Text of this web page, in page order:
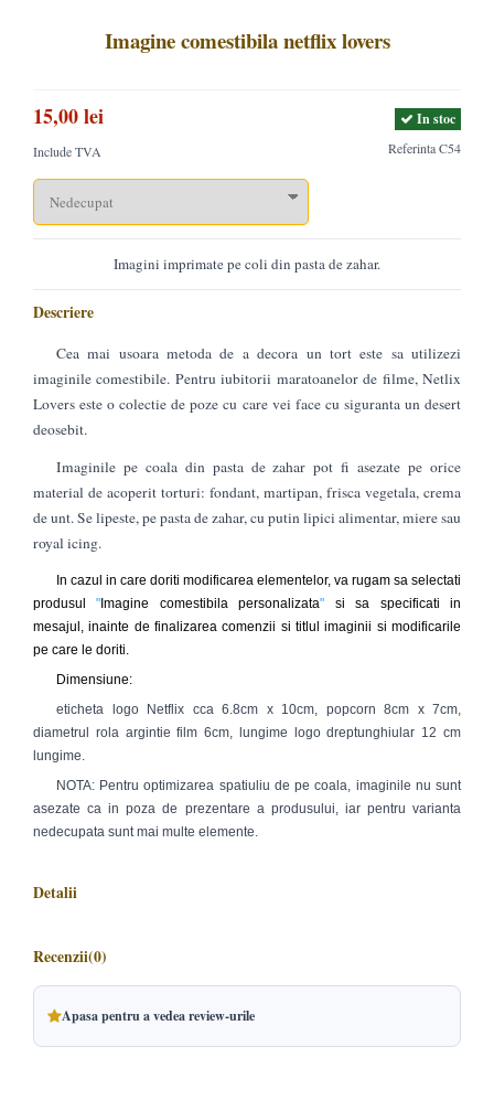
Imagine comestibila netflix lovers
ReferintaC54
In stoc
15,00 lei
Include TVA
Imagini imprimate pe coli din pasta de zahar.
Descriere
Cea mai usoara metoda de a decora un tort este sa utilizezi
imaginile comestibile. Pentru iubitorii maratoanelor de filme, Netlix
Lovers este o colectie de poze cu care vei face cu siguranta un desert
deosebit.
Imaginile pe coala din pasta de zahar pot fi asezate pe orice
material de acoperit torturi: fondant, martipan, frisca vegetala, crema
de unt. Se lipeste, pe pasta de zahar, cu putin lipici alimentar, miere sau
royal icing.
In cazul in care doriti modificarea elementelor, va rugam sa selectati
produsul"Imagine comestibila personalizata" si sa specificati in
mesajul, inainte de finalizarea comenzii si titlul imaginii si modificarile
pe care le doriti.
Dimensiune:
eticheta logo Netflix cca 6.8cm x 10cm, popcorn 8cm x 7cm,
diametrul rola argintie film 6cm, lungime logo dreptunghiular 12 cm
lungime.
NOTA: Pentru optimizarea spatiuliu de pe coala, imaginile nu sunt
asezate ca in poza de prezentare a produsului, iar pentru varianta
nedecupata sunt mai multe elemente.
Detalii
Recenzii(0)
Apasa pentru a vedea review-urile